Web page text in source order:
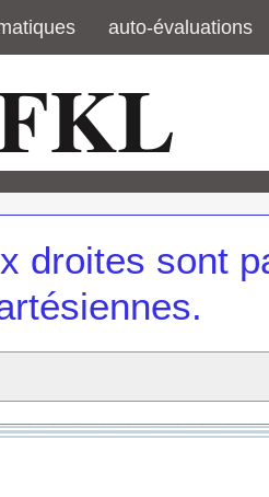
auto-évaluations
droites sont